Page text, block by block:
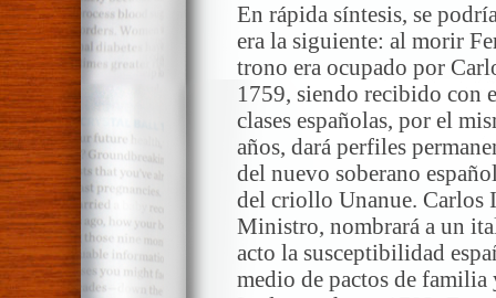
En rápida síntesis, se
era la siguiente: al morir
trono era ocupado por
1759, siendo recibido con
clases españolas, por el
años, dará perfiles
del nuevo soberano
del criollo Unanue. Carlos
Ministro, nombrará a un
acto la susceptibilidad
medio de pactos de